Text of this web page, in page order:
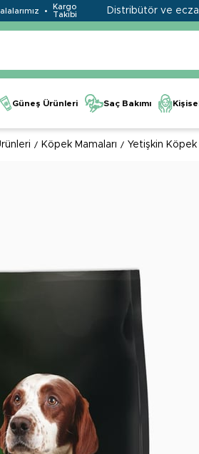
Kargo
Takibi
Distribütör ve
Güneş Ürünleri Saç Bakımı
Köpek Mamaları Yetişkin Köpek